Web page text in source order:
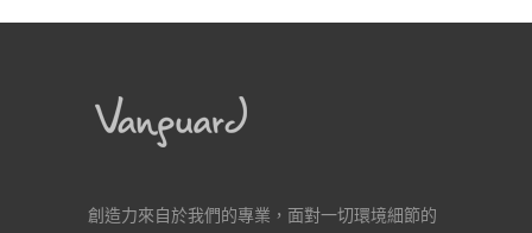
創造力來自於我們的專業，面對一切環境細節的